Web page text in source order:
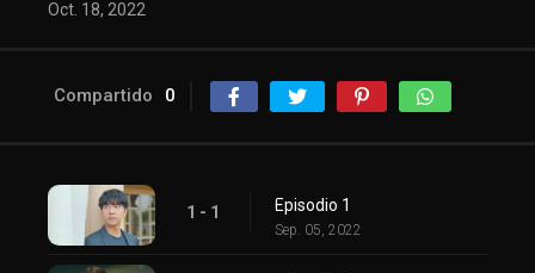
Oct. 18, 2022
Compartido 0
1 - 1 Episodio 1
Sep. 05, 2022